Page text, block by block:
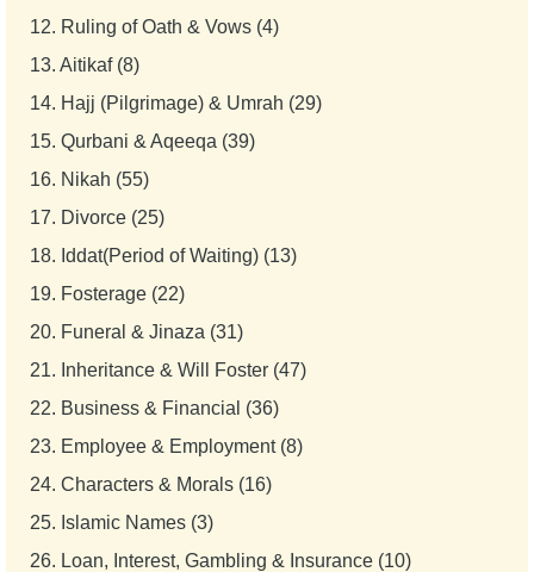
12. Ruling of Oath & Vows (4)
13. Aitikaf (8)
14. Hajj (Pilgrimage) & Umrah (29)
15. Qurbani & Aqeeqa (39)
16. Nikah (55)
17. Divorce (25)
18. Iddat(Period of Waiting) (13)
19. Fosterage (22)
20. Funeral & Jinaza (31)
21. Inheritance & Will Foster (47)
22. Business & Financial (36)
23. Employee & Employment (8)
24. Characters & Morals (16)
25. Islamic Names (3)
26. Loan, Interest, Gambling & Insurance (10)